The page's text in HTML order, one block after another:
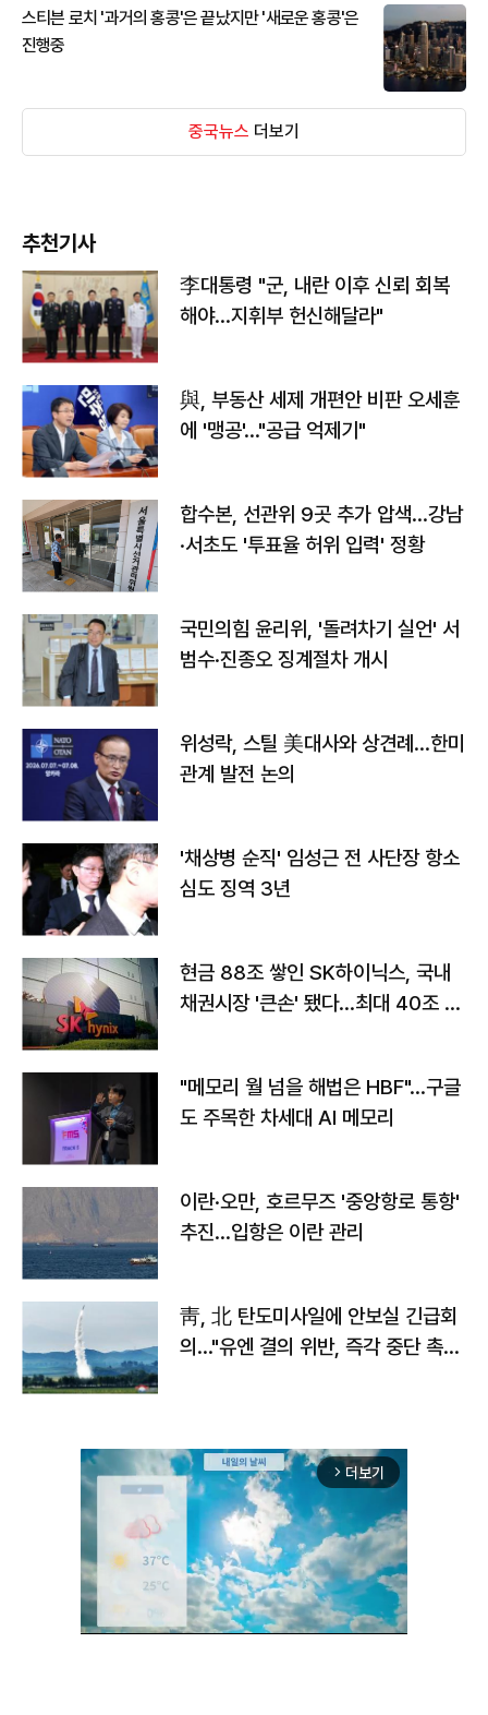
스티븐 로치 '과거의 홍콩'은 끝났지만 '새로운 홍콩'은
진행중
중국뉴스 더보기
추천기사
李대통령 "군, 내란 이후 신뢰 회복
해야…지휘부 헌신해달라"
與, 부동산 세제 개편안 비판 오세훈
에 '맹공'…"공급 억제기"
합수본, 선관위 9곳 추가 압색…강남
·서초도 '투표율 허위 입력' 정황
국민의힘 윤리위, '돌려차기 실언' 서
범수·진종오 징계절차 개시
위성락, 스틸 美대사와 상견례…한미
관계 발전 논의
'채상병 순직' 임성근 전 사단장 항소
심도 징역 3년
현금 88조 쌓인 SK하이닉스, 국내
채권시장 '큰손' 됐다…최대 40조 투
"메모리 월 넘을 해법은 HBF"…구글
도 주목한 차세대 AI 메모리
이란·오만, 호르무즈 '중앙항로 통항'
추진…입항은 이란 관리
靑, 北 탄도미사일에 안보실 긴급회
의…"유엔 결의 위반, 즉각 중단 촉
arrow_forward_ios 더보기